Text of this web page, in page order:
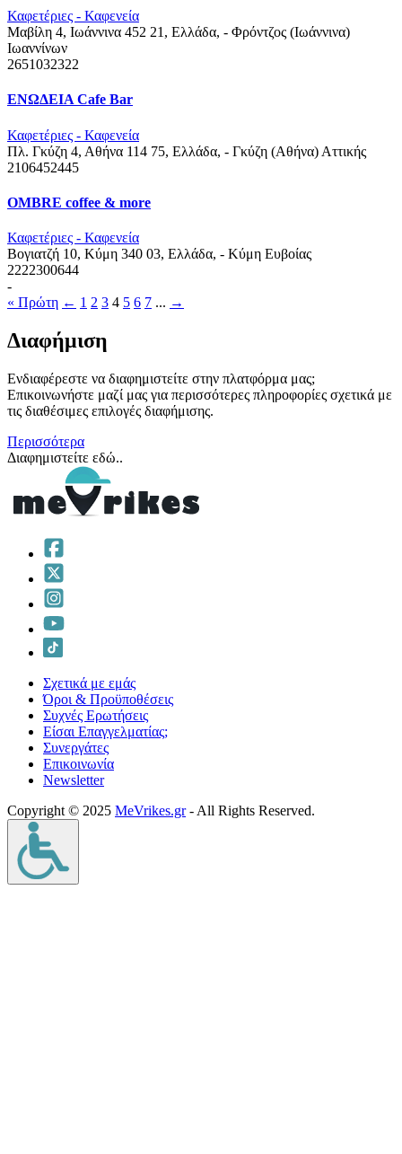
Καφετέριες - Καφενεία
Μαβίλη 4, Ιωάννινα 452 21, Ελλάδα, - Φρόντζος (Ιωάννινα)
Ιωαννίνων
2651032322
ΕΝΩΔΕΙΑ Cafe Bar
Καφετέριες - Καφενεία
Πλ. Γκύζη 4, Αθήνα 114 75, Ελλάδα, - Γκύζη (Αθήνα) Αττικής
2106452445
OMBRE coffee & more
Καφετέριες - Καφενεία
Βογιατζή 10, Κύμη 340 03, Ελλάδα, - Κύμη Ευβοίας
2222300644
-
« Πρώτη ← 1 2 3 4 5 6 7 ... →
Διαφήμιση
Ενδιαφέρεστε να διαφημιστείτε στην πλατφόρμα μας;
Επικοινωνήστε μαζί μας για περισσότερες πληροφορίες σχετικά με
τις διαθέσιμες επιλογές διαφήμισης.
Περισσότερα
Διαφημιστείτε εδώ..
Σχετικά με εμάς
Όροι & Προϋποθέσεις
Συχνές Ερωτήσεις
Είσαι Επαγγελματίας;
Συνεργάτες
Επικοινωνία
Νewsletter
Copyright © 2025 MeVrikes.gr- All Rights Reserved.